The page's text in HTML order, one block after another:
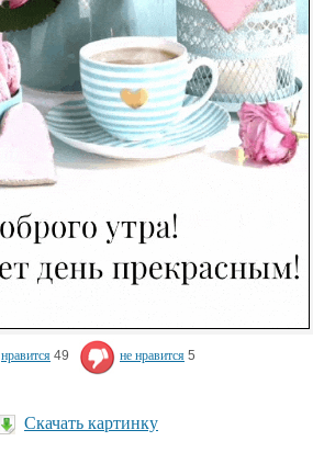
нравится 49 не нравится 5
Скачать картинку